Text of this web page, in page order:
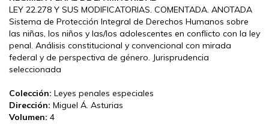
LEY 22.278 Y SUS MODIFICATORIAS. COMENTADA. ANOTADA
Sistema de Protección Integral de Derechos Humanos sobre
las niñas, los niños y las/los adolescentes en conflicto con la ley
penal. Análisis constitucional y convencional con mirada
federal y de perspectiva de género. Jurisprudencia
seleccionada
Colección: Leyes penales especiales
Dirección: Miguel Á. Asturias
Volumen: 4